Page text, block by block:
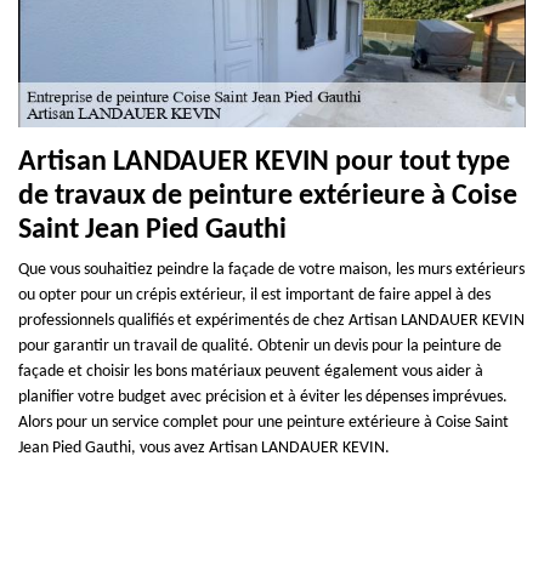
Artisan LANDAUER KEVIN pour tout type
de travaux de peinture extérieure à Coise
Saint Jean Pied Gauthi
Que vous souhaitiez peindre la façade de votre maison, les murs extérieurs
ou opter pour un crépis extérieur, il est important de faire appel à des
professionnels qualifiés et expérimentés de chez Artisan LANDAUER KEVIN
pour garantir un travail de qualité. Obtenir un devis pour la peinture de
façade et choisir les bons matériaux peuvent également vous aider à
planifier votre budget avec précision et à éviter les dépenses imprévues.
Alors pour un service complet pour une peinture extérieure à Coise Saint
Jean Pied Gauthi, vous avez Artisan LANDAUER KEVIN.